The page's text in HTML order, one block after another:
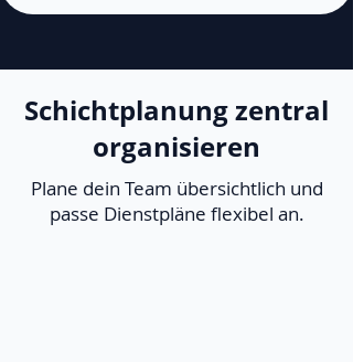
Schichtplanung zentral
organisieren
Plane dein Team übersichtlich und
passe Dienstpläne flexibel an.